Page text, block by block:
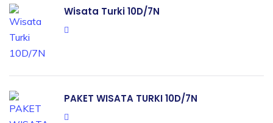
Wisata Turki 10D/7N
PAKET WISATA TURKI 10D/7N